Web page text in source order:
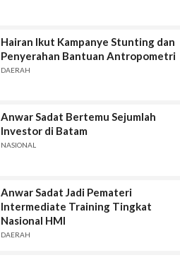
Hairan Ikut Kampanye Stunting dan
Penyerahan Bantuan Antropometri
DAERAH
Anwar Sadat Bertemu Sejumlah
Investor di Batam
NASIONAL
Anwar Sadat Jadi Pemateri
Intermediate Training Tingkat
Nasional HMI
DAERAH